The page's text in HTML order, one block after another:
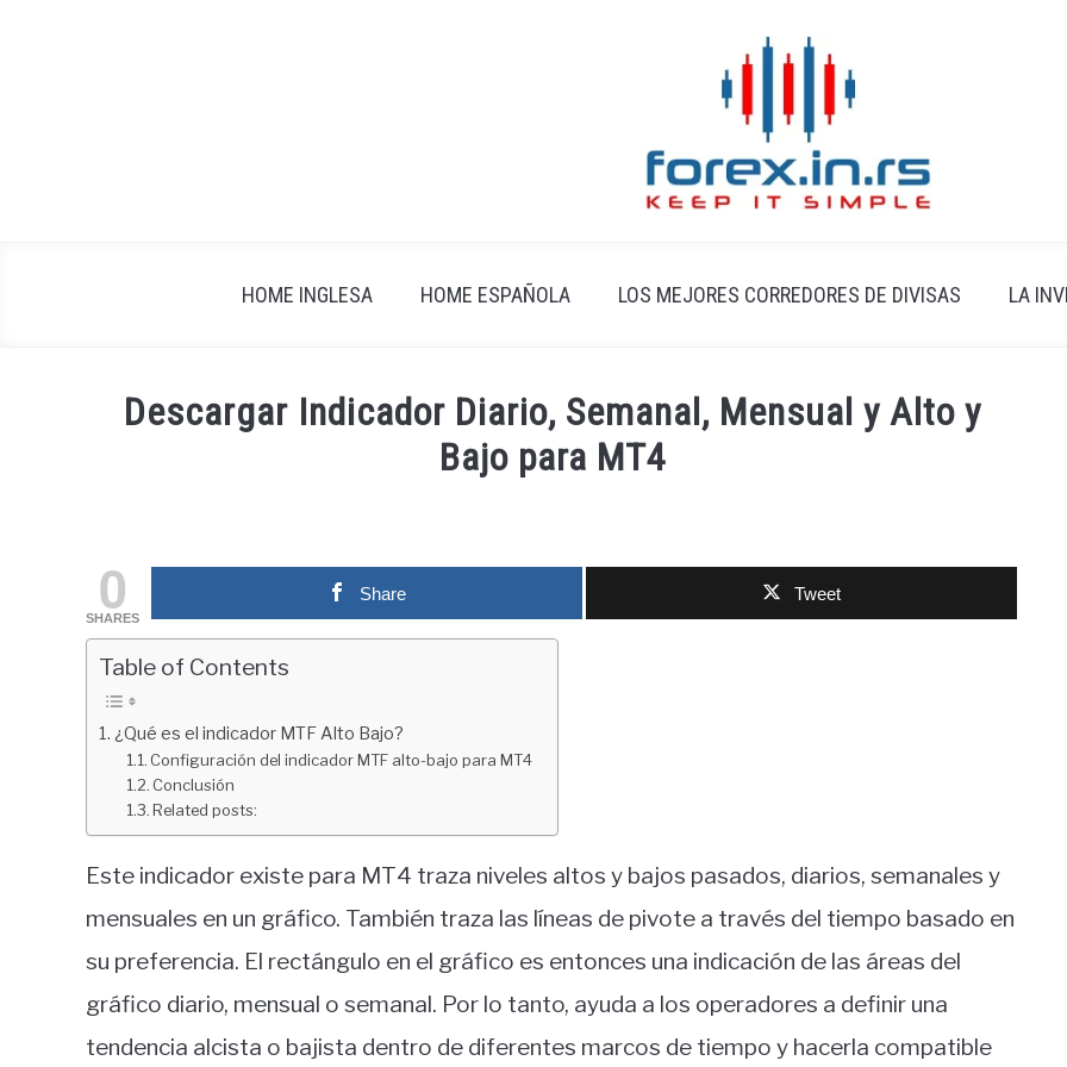
HOME INGLESA HOME ESPAÑOLA LOS MEJORES CORREDORES DE DIVISAS LA
Descargar Indicador Diario, Semanal, Mensual y Alto y
Bajo para MT4
in
Educación
financiera
0
SHARES
Share Tweet
Table of Contents
¿Qué es el indicador MTF Alto Bajo?
Configuración del indicador MTF alto-bajo para MT4
Conclusión
Related posts:
Este indicador existe para MT4 traza niveles altos y bajos pasados, diarios, semanales y
mensuales en un gráfico. También traza las líneas de pivote a través del tiempo basado en
su preferencia. El rectángulo en el gráfico es entonces una indicación de las áreas del
gráfico diario, mensual o semanal. Por lo tanto, ayuda a los operadores a definir una
tendencia alcista o bajista dentro de diferentes marcos de tiempo y hacerla compatible